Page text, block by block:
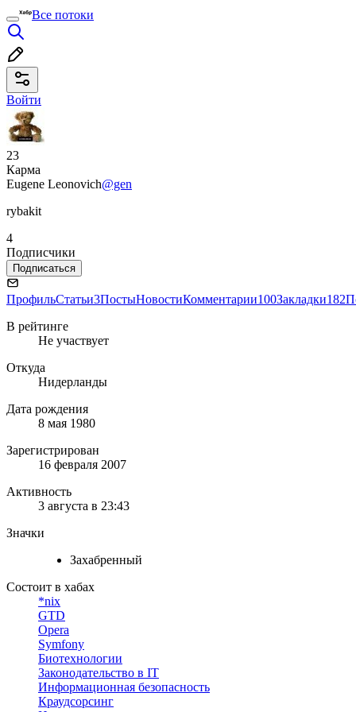
Все потоки
Войти
23
Карма
Eugene Leonovich@gen
rybakit
4
Подписчики
Подписаться
ПрофильСтатьи3ПостыНовостиКомментарии100Закладки182
В рейтинге
Не участвует
Откуда
Нидерланды
Дата рождения
8 мая 1980
Зарегистрирован
16 февраля 2007
Активность
3 августа в 23:43
Значки
Захабренный
Состоит в хабах
*nix
GTD
Opera
Symfony
Биотехнологии
Законодательство в IT
Информационная безопасность
Краудсорсинг